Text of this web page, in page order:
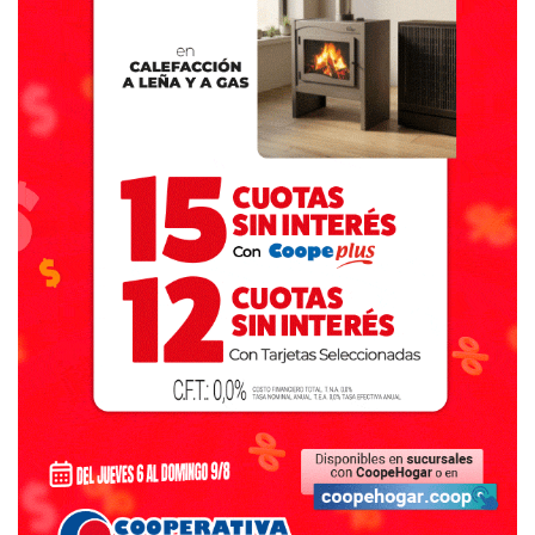
Brussa, Campos y Maldonado derrotó a Dorrego 3 a 2,
aunque mucho no importó cómo salieron porque la
multitud seguía acercándose al alambrado para ver a su
ídolo. Amadeo hizo jueguitos en el medio del campo,
saludo a dirigentes, a jugadores aurinegros, se sacó fotos
con todo el mundo.
Después la casa de los Vega fue un desfile de vecinos de
River, de Boca, Ferroviario, de Independiente, no
importaba, porque todos querían verlo. Lo llevaron un rato
a otra vivienda para que pudiera descansar, Dorita
Bermúdez al volante de un Fiat 600 con Marta Vega de co-
piloto le hicieron un “city tour” por nuestras calles,
compartió una cena en la casa de Julián Belussi (por
entonces presidente de la Liga de Fútbol) en Monte
Hermoso y después volvió, no sin antes, como para
demostrar su popularidad, el avión que ya estaba